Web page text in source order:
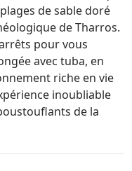
de sable doré
de Tharros.
pour vous
avec tuba, en
riche en vie
inoubliable
de la